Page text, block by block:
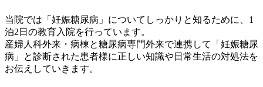
当院では「妊娠糖尿病」についてしっかりと知るために、1
泊2日の教育入院を行っています。
産婦人科外来・病棟と糖尿病専門外来で連携して「妊娠糖尿
病」と診断された患者様に正しい知識や日常生活の対処法を
お伝えしていきます。